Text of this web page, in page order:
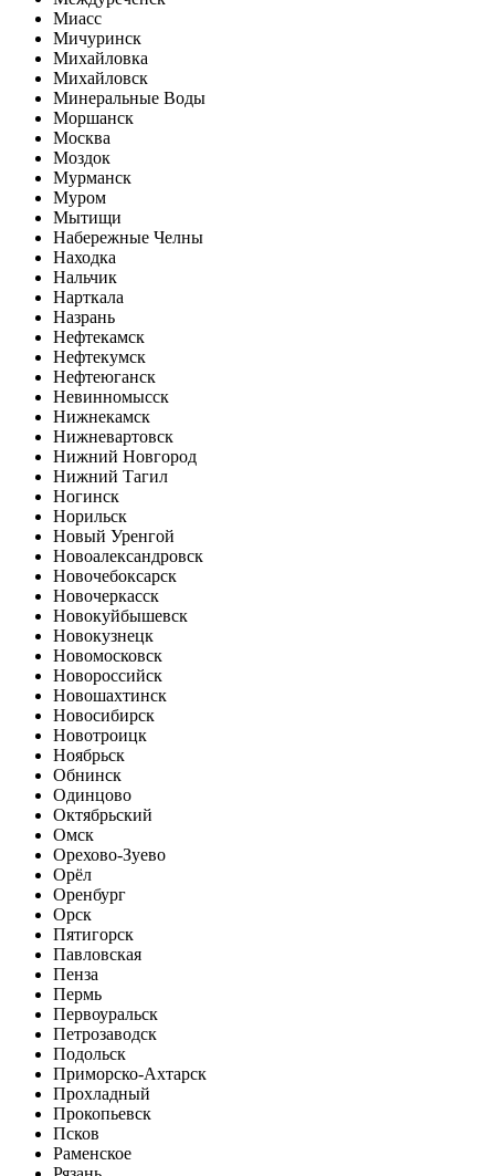
Миасс
Мичуринск
Михайловка
Михайловск
Минеральные Воды
Моршанск
Москва
Моздок
Мурманск
Муром
Мытищи
Набережные Челны
Находка
Нальчик
Нарткала
Назрань
Нефтекамск
Нефтекумск
Нефтеюганск
Невинномысск
Нижнекамск
Нижневартовск
Нижний Новгород
Нижний Тагил
Ногинск
Норильск
Новый Уренгой
Новоалександровск
Новочебоксарск
Новочеркасск
Новокуйбышевск
Новокузнецк
Новомосковск
Новороссийск
Новошахтинск
Новосибирск
Новотроицк
Ноябрьск
Обнинск
Одинцово
Октябрьский
Омск
Орехово-Зуево
Орёл
Оренбург
Орск
Пятигорск
Павловская
Пенза
Пермь
Первоуральск
Петрозаводск
Подольск
Приморско-Ахтарск
Прохладный
Прокопьевск
Псков
Раменское